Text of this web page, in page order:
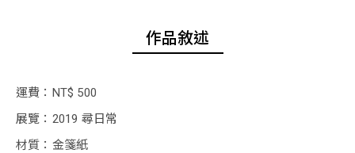
作品敘述
運費：NT$ 500
展覽：2019 尋日常
材質：金箋紙